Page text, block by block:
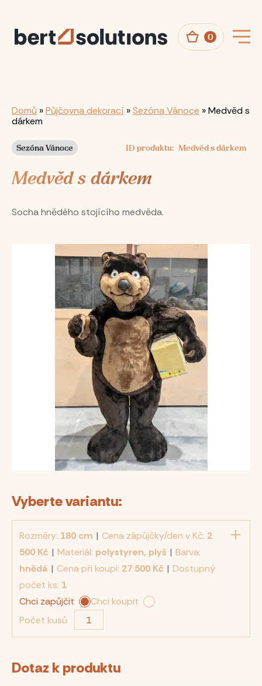
hlavnímu
obsahu
0
Drobečková
navigace
Domů Půjčovna dekorací Sezóna Vánoce
Medvěd s
dárkem
Sezóna Vánoce ID produktu Medvěd s dárkem
Medvěd s dárkem
Socha hnědého stojícího medvěda.
Vyberte variantu:
Rozměry: 180 cm | Cena zápůjčky/den v Kč: 2
500 Kč | Materiál: polystyren, plyš | Barva:
hnědá | Cena při koupi: 27 500 Kč | Dostupný
počet ks: 1
Chci zapůjčit
Chci koupit
Počet kusů
Dotaz k produktu